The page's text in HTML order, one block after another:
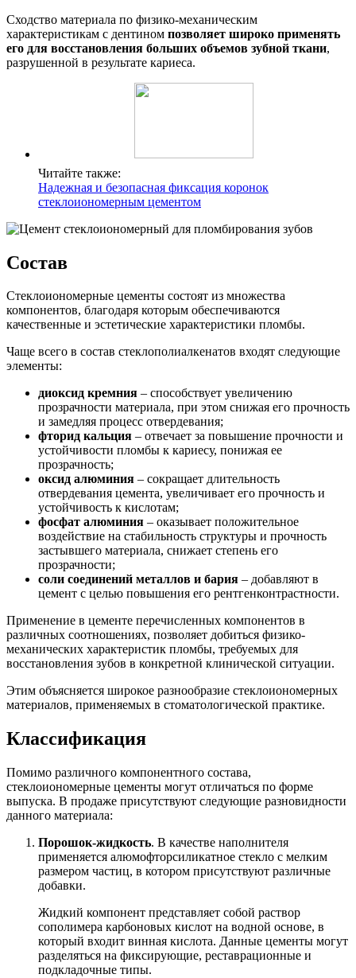
Сходство материала по физико-механическим
характеристикам с дентином позволяет широко применять
его для восстановления больших объемов зубной ткани,
разрушенной в результате кариеса.
Читайте также:
Надежная и безопасная фиксация коронок
стеклоиономерным цементом
Состав
Стеклоиономерные цементы состоят из множества
компонентов, благодаря которым обеспечиваются
качественные и эстетические характеристики пломбы.
Чаще всего в состав стеклополиалкенатов входят следующие
элементы:
диоксид кремния – способствует увеличению
прозрачности материала, при этом снижая его прочность
и замедляя процесс отвердевания;
фторид кальция – отвечает за повышение прочности и
устойчивости пломбы к кариесу, понижая ее
прозрачность;
оксид алюминия – сокращает длительность
отвердевания цемента, увеличивает его прочность и
устойчивость к кислотам;
фосфат алюминия – оказывает положительное
воздействие на стабильность структуры и прочность
застывшего материала, снижает степень его
прозрачности;
соли соединений металлов и бария – добавляют в
цемент с целью повышения его рентгенконтрастности.
Применение в цементе перечисленных компонентов в
различных соотношениях, позволяет добиться физико-
механических характеристик пломбы, требуемых для
восстановления зубов в конкретной клинической ситуации.
Этим объясняется широкое разнообразие стеклоиономерных
материалов, применяемых в стоматологической практике.
Классификация
Помимо различного компонентного состава,
стеклоиономерные цементы могут отличаться по форме
выпуска. В продаже присутствуют следующие разновидности
данного материала:
Порошок-жидкость. В качестве наполнителя
применяется алюмофторсиликатное стекло с мелким
размером частиц, в котором присутствуют различные
добавки.
Жидкий компонент представляет собой раствор
сополимера карбоновых кислот на водной основе, в
который входит винная кислота. Данные цементы могут
разделяться на фиксирующие, реставрационные и
подкладочные типы.